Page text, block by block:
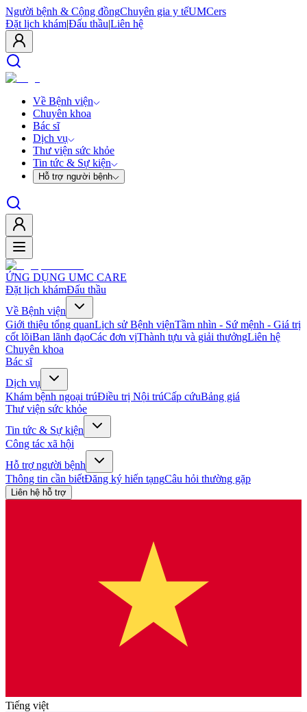
Người bệnh & Cộng đồngChuyên gia y tếUMCers
Đặt lịch khám|Đấu thầu|Liên hệ
Về Bệnh viện
Chuyên khoa
Bác sĩ
Dịch vụ
Thư viện sức khỏe
Tin tức & Sự kiện
Hỗ trợ người bệnh
ỨNG DỤNG UMC CARE
Đặt lịch khámĐấu thầu
Về Bệnh viện
Giới thiệu tổng quanLịch sử Bệnh việnTầm nhìn - Sứ mệnh - Giá trị
cốt lõiBan lãnh đạoCác đơn vịThành tựu và giải thưởngLiên hệ
Chuyên khoa
Bác sĩ
Dịch vụ
Khám bệnh ngoại trúĐiều trị Nội trúCấp cứuBảng giá
Thư viện sức khỏe
Tin tức & Sự kiện
Công tác xã hội
Hỗ trợ người bệnh
Thông tin cần biếtĐăng ký hiến tạngCâu hỏi thường gặp
Liên hệ hỗ trợ
Tiếng việt